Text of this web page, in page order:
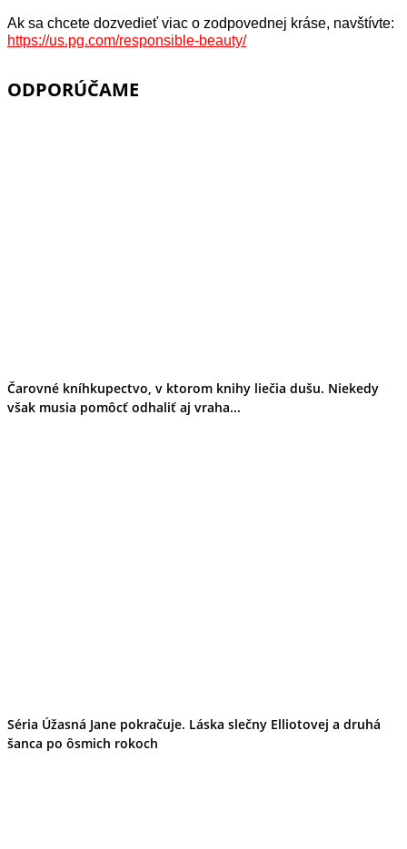
Ak sa chcete dozvedieť viac o zodpovednej kráse, navštívte:
https://us.pg.com/responsible-beauty/
ODPORÚČAME
Čarovné kníhkupectvo, v ktorom knihy liečia dušu. Niekedy
však musia pomôcť odhaliť aj vraha...
Séria Úžasná Jane pokračuje. Láska slečny Elliotovej a druhá
šanca po ôsmich rokoch